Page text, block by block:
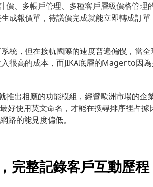
價、多帳戶管理、多種客戶層級價格管理
成報價單，待議價完成就能立即轉成訂
統，但在接軌國際的速度普遍偏慢，當
很高的成本，而JIKA底層的Magento因
出相應的功能模組，經營歐洲市場的企
好使用英文命名，才能在搜尋排序裡占據
路的能見度偏低。
完整記錄客戶互動歷程